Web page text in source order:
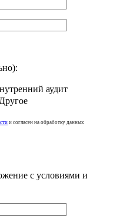
аудит
Другое
и согласен на обработку данных
с условиями и